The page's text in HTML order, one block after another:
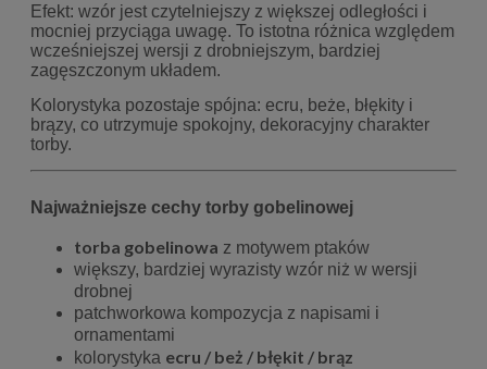
Efekt: wzór jest czytelniejszy z większej odległości i
mocniej przyciąga uwagę. To istotna różnica względem
wcześniejszej wersji z drobniejszym, bardziej
zagęszczonym układem.
Kolorystyka pozostaje spójna: ecru, beże, błękity i
brązy, co utrzymuje spokojny, dekoracyjny charakter
torby.
Najważniejsze cechy torby gobelinowej
torba gobelinowa z motywem ptaków
większy, bardziej wyrazisty wzór niż w wersji
drobnej
patchworkowa kompozycja z napisami i
ornamentami
kolorystyka ecru / beż / błękit / brąz